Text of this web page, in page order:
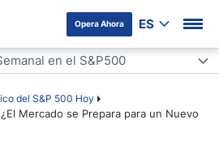
Opera Ahora ES
del S&P 500 Hoy
Mercado se Prepara para un Nuevo
en el S&P500
en el S&P500
el S&P500